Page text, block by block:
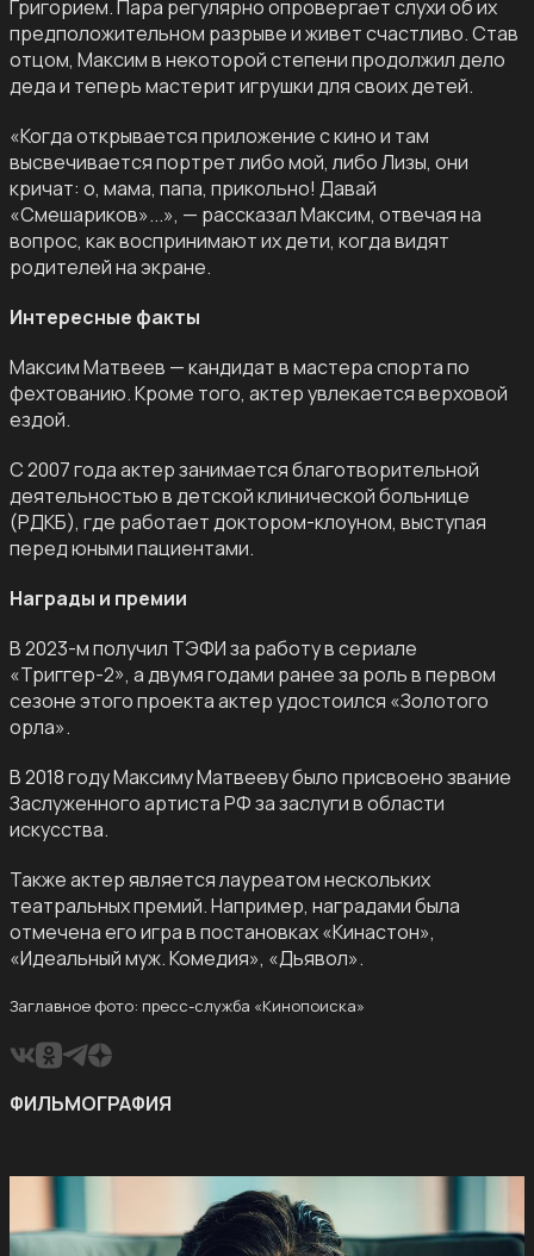
Григорием. Пара регулярно опровергает слухи об их
предположительном разрыве и живет счастливо. Став
отцом, Максим в некоторой степени продолжил дело
деда и теперь мастерит игрушки для своих детей.
«Когда открывается приложение с кино и там
высвечивается портрет либо мой, либо Лизы, они
кричат: о, мама, папа, прикольно! Давай
«Смешариков»...», — рассказал Максим, отвечая на
вопрос, как воспринимают их дети, когда видят
родителей на экране.
Интересные факты
Максим Матвеев — кандидат в мастера спорта по
фехтованию. Кроме того, актер увлекается верховой
ездой.
С 2007 года актер занимается благотворительной
деятельностью в детской клинической больнице
(РДКБ), где работает доктором-клоуном, выступая
перед юными пациентами.
Награды и премии
В 2023-м получил ТЭФИ за работу в сериале
«Триггер-2», а двумя годами ранее за роль в первом
сезоне этого проекта актер удостоился «Золотого
орла».
В 2018 году Максиму Матвееву было присвоено звание
Заслуженного артиста РФ за заслуги в области
искусства.
Также актер является лауреатом нескольких
театральных премий. Например, наградами была
отмечена его игра в постановках «Кинастон»,
«Идеальный муж. Комедия», «Дьявол».
Заглавное фото: пресс-служба «Кинопоиска»
ФИЛЬМОГРАФИЯ